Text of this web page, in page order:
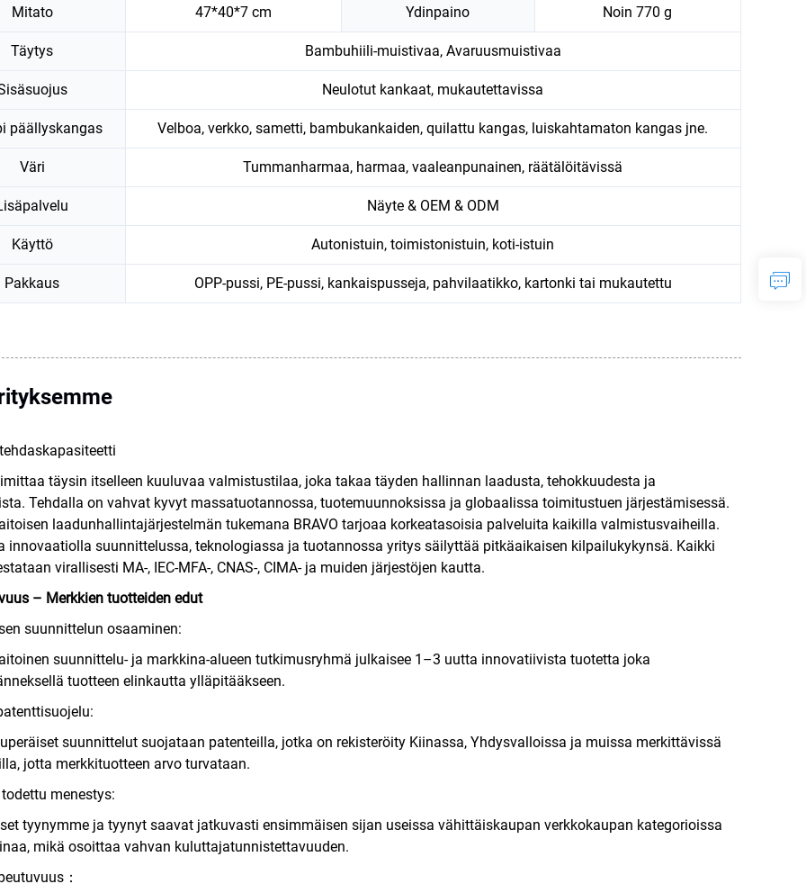
Mitato 47*40*7 cm Ydinpaino Noin 770 g
Täytys Bambuhiili-muistivaa, Avaruusmuistivaa
Neulotut kankaat, mukautettavissa
päällyskangas Velboa, verkko, sametti, bambukankaiden, quilattu kangas, luiskahtamaton kangas jne.
Väri Tummanharmaa, harmaa, vaaleanpunainen, räätälöitävissä
Näyte & OEM & ODM
Käyttö Autonistuin, toimistonistuin, koti-istuin
Pakkaus OPP-pussi, PE-pussi, kankaispusseja, pahvilaatikko, kartonki tai mukautettu
tehdaskapasiteetti
täysin itselleen kuuluvaa valmistustilaa, joka takaa täyden hallinnan laadusta, tehokkuudesta ja
Tehdalla on vahvat kyvyt massatuotannossa, tuotemuunnoksissa ja globaalissa toimitustuen järjestämisessä.
laadunhallintajärjestelmän tukemana BRAVO tarjoaa korkeatasoisia palveluita kaikilla valmistusvaiheilla.
innovaatiolla suunnittelussa, teknologiassa ja tuotannossa yritys säilyttää pitkäaikaisen kilpailukykynsä. Kaikki
virallisesti MA-, IEC-MFA-, CNAS-, CIMA- ja muiden järjestöjen kautta.
– Merkkien tuotteiden edut
suunnittelun osaaminen:
suunnittelu- ja markkina-alueen tutkimusryhmä julkaisee 1–3 uutta innovatiivista tuotetta joka
tuotteen elinkautta ylläpitääkseen.
suunnittelut suojataan patenteilla, jotka on rekisteröity Kiinassa, Yhdysvalloissa ja muissa merkittävissä
jotta merkkituotteen arvo turvataan.
todettu menestys:
tyynymme ja tyynyt saavat jatkuvasti ensimmäisen sijan useissa vähittäiskaupan verkkokaupan kategorioissa
mikä osoittaa vahvan kuluttajatunnistettavuuden.
：